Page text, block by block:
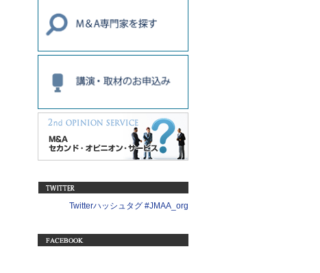
Twitterハッシュタグ #JMAA_org